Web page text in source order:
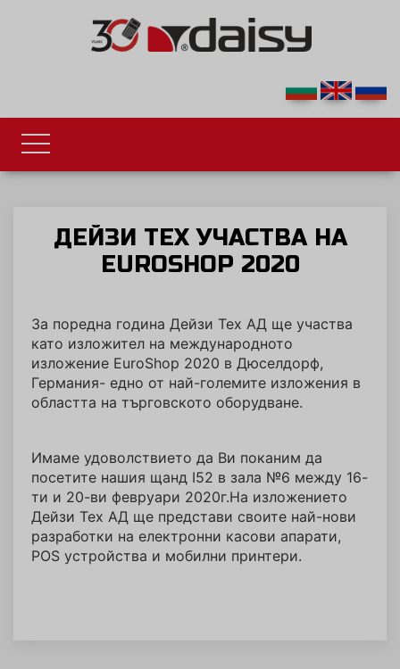
ДЕЙЗИ ТЕХ УЧАСТВА НА
EUROSHOP 2020
За поредна година Дейзи Тех АД ще участва
като изложител на международното
изложение EuroShop 2020 в Дюселдорф,
Германия- едно от най-големите изложения в
областта на търговското оборудване.
Имаме удоволствието да Ви поканим да
посетите нашия щанд I52 в зала №6 между 16-
ти и 20-ви февруари 2020г.На изложението
Дейзи Тех АД ще представи своите най-нови
разработки на електронни касови апарати,
POS устройства и мобилни принтери.